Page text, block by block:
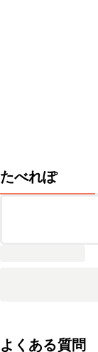
たべれぽ
よくある質問